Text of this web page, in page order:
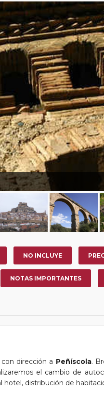
NO INCLUYE
NOTAS IMPORTANTES
dirección a Peñíscola.
el cambio de
hotel, distribución de